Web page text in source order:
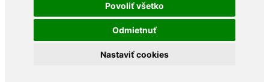
Povoliť všetko
Odmietnuť
Nastaviť cookies